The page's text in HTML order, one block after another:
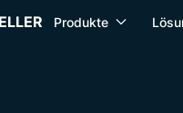
Produkte